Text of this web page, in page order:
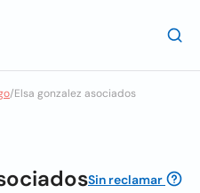
/Elsa gonzalez asociados
Sin reclamar